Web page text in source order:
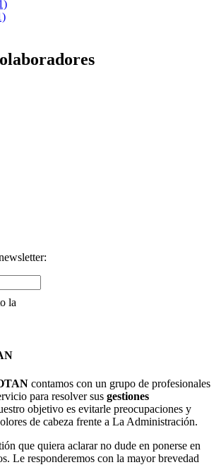
la
contamos con un grupo de profesionales
para resolver sus gestiones
objetivo es evitarle preocupaciones y
de cabeza frente a La Administración.
que quiera aclarar no dude en ponerse en
Le responderemos con la mayor brevedad